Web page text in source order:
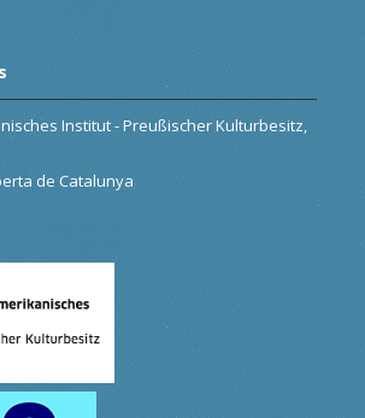
Institut - Preußischer Kulturbesitz,
de Catalunya